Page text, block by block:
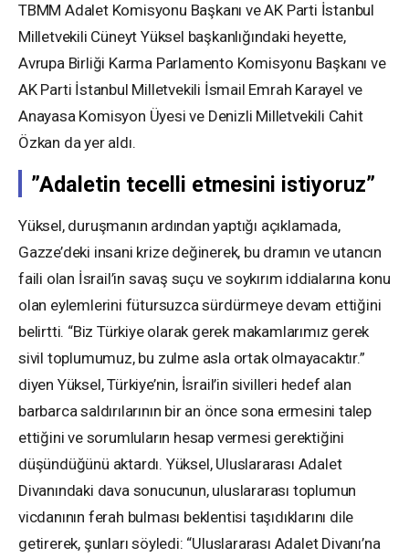
TBMM Adalet Komisyonu Başkanı ve AK Parti İstanbul
Milletvekili Cüneyt Yüksel başkanlığındaki heyette,
Avrupa Birliği Karma Parlamento Komisyonu Başkanı ve
AK Parti İstanbul Milletvekili İsmail Emrah Karayel ve
Anayasa Komisyon Üyesi ve Denizli Milletvekili Cahit
Özkan da yer aldı.
”Adaletin tecelli etmesini istiyoruz”
Yüksel, duruşmanın ardından yaptığı açıklamada,
Gazze’deki insani krize değinerek, bu dramın ve utancın
faili olan İsrail’in savaş suçu ve soykırım iddialarına konu
olan eylemlerini fütursuzca sürdürmeye devam ettiğini
belirtti. “Biz Türkiye olarak gerek makamlarımız gerek
sivil toplumumuz, bu zulme asla ortak olmayacaktır.”
diyen Yüksel, Türkiye’nin, İsrail’in sivilleri hedef alan
barbarca saldırılarının bir an önce sona ermesini talep
ettiğini ve sorumluların hesap vermesi gerektiğini
düşündüğünü aktardı. Yüksel, Uluslararası Adalet
Divanındaki dava sonucunun, uluslararası toplumun
vicdanının ferah bulması beklentisi taşıdıklarını dile
getirerek, şunları söyledi: “Uluslararası Adalet Divanı’na